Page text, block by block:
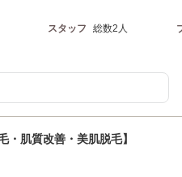
スタッフ 総数2人
肌質改善・美肌脱毛】